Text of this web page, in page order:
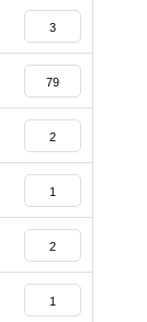
3
79
2
1
2
1